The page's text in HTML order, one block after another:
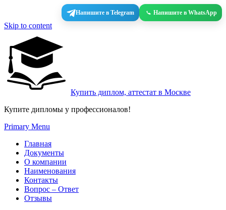
Напишите в Telegram Напишите в WhatsApp
Skip to content
Купить диплом, аттестат в Москве
Купите дипломы у профессионалов!
Primary Menu
Главная
Документы
О компании
Наименования
Контакты
Вопрос – Ответ
Отзывы